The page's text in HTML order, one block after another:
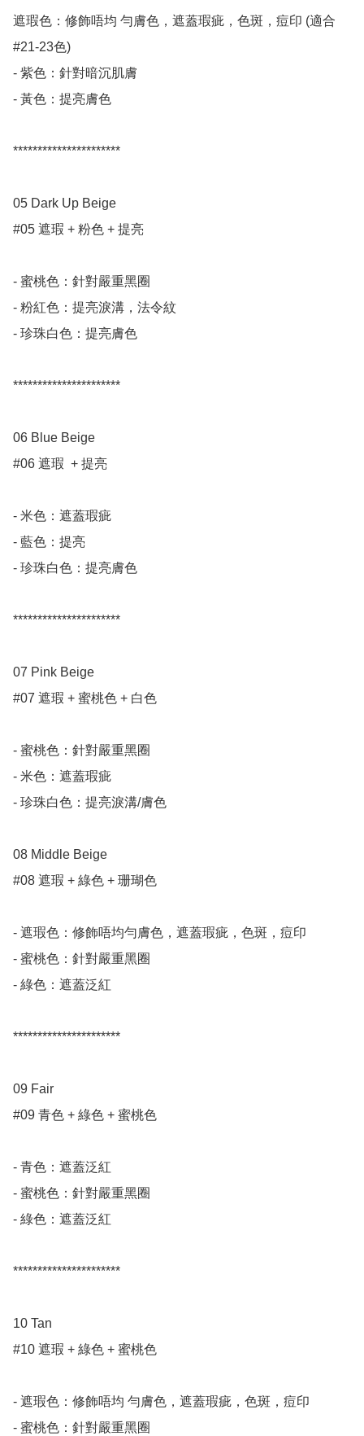
遮瑕色：修飾唔均 勻膚色，遮蓋瑕疵，色斑，痘印 (適合
#21-23色)
- 紫色：針對暗沉肌膚
- 黃色：提亮膚色
**********************
05 Dark Up Beige
#05 遮瑕 + 粉色 + 提亮
- 蜜桃色：針對嚴重黑圈
- 粉紅色：提亮淚溝，法令紋
- 珍珠白色：提亮膚色
**********************
06 Blue Beige
#06 遮瑕  + 提亮
- 米色：遮蓋瑕疵
- 藍色：提亮
- 珍珠白色：提亮膚色
**********************
07 Pink Beige
#07 遮瑕 + 蜜桃色 + 白色
- 蜜桃色：針對嚴重黑圈
- 米色：遮蓋瑕疵
- 珍珠白色：提亮淚溝/膚色
08 Middle Beige
#08 遮瑕 + 綠色 + 珊瑚色
- 遮瑕色：修飾唔均勻膚色，遮蓋瑕疵，色斑，痘印
- 蜜桃色：針對嚴重黑圈
- 綠色：遮蓋泛紅
**********************
09 Fair
#09 青色 + 綠色 + 蜜桃色
- 青色：遮蓋泛紅
- 蜜桃色：針對嚴重黑圈
- 綠色：遮蓋泛紅
**********************
10 Tan
#10 遮瑕 + 綠色 + 蜜桃色
- 遮瑕色：修飾唔均 勻膚色，遮蓋瑕疵，色斑，痘印
- 蜜桃色：針對嚴重黑圈